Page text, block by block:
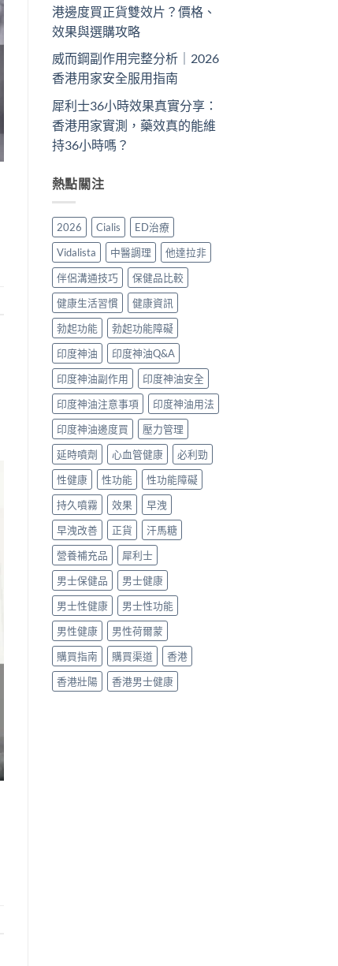
港邊度買正貨雙效片？價格、
效果與選購攻略
威而鋼副作用完整分析｜2026
香港用家安全服用指南
犀利士36小時效果真實分享：
香港用家實測，藥效真的能維
持36小時嗎？
熱點關注
2026 Cialis
ED治療
Vidalista
中醫調理
他達拉非
伴侶溝通技巧
保健品比較
健康生活習慣
健康資訊
勃起功能
勃起功能障礙
印度神油
印度神油Q&A
印度神油副作用
印度神油安全
印度神油注意事項
印度神油用法
印度神油邊度買
壓力管理
延時噴劑
心血管健康
必利勁
性健康
性功能
性功能障礙
持久噴霧
效果
早洩
早洩改善
正貨
汗馬糖
營養補充品
犀利士
男士保健品
男士健康
男士性健康
男士性功能
男性健康
男性荷爾蒙
購買指南
購買渠道
香港
香港壯陽
香港男士健康